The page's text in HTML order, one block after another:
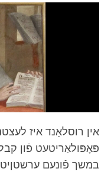
אין רוסלאַנד איז
פּאָפּולאַריטעט פֿון